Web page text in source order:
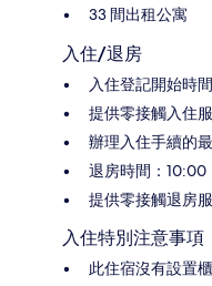
33 間出租公寓
入住/退房
入住登記開始時
提供零接觸入住
辦理入住手續的
退房時間：10:00
提供零接觸退房
入住特別注意事項
此住宿沒有設置